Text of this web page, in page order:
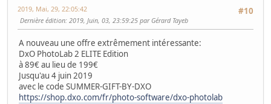
#10
2019, Mai, 29, 22:05:42
Dernière édition: 2019, Juin, 03, 23:59:25 par Gérard Tayeb
A nouveau une offre extrêmement intéressante:
DxO PhotoLab 2 ELITE Edition
à 89€ au lieu de 199€
Jusqu'au 4 juin 2019
avec le code SUMMER-GIFT-BY-DXO
https://shop.dxo.com/fr/photo-software/dxo-photolab